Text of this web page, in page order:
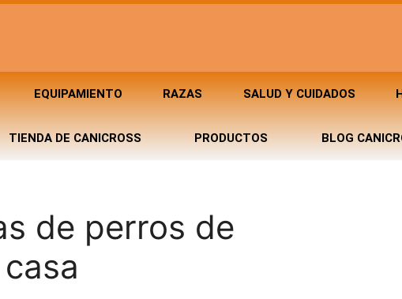
EQUIPAMIENTO RAZAS SALUD Y CUIDADOS
TIENDA DE CANICROSS PRODUCTOS BLOG
de perros de